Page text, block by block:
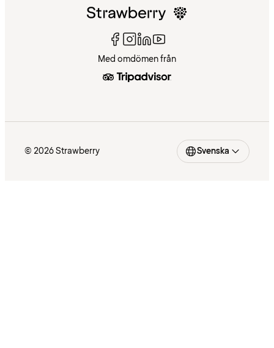
Med omdömen från
© 2026 Strawberry Svenska